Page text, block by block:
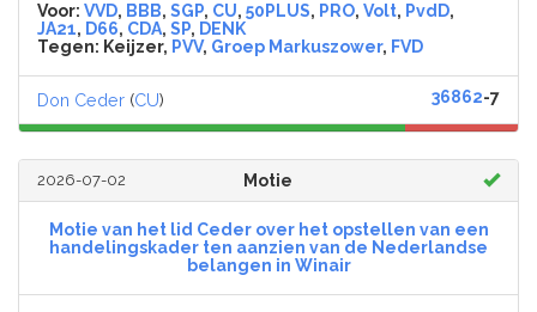
Voor: VVD, BBB, SGP, CU, 50PLUS, PRO, Volt, PvdD,
JA21, D66, CDA, SP, DENK
Tegen: Keijzer, PVV, Groep Markuszower, FVD
Don Ceder (CU) 36862-7
2026-07-02 Motie
Motie van het lid Ceder over het opstellen van een
handelingskader ten aanzien van de Nederlandse
belangen in Winair